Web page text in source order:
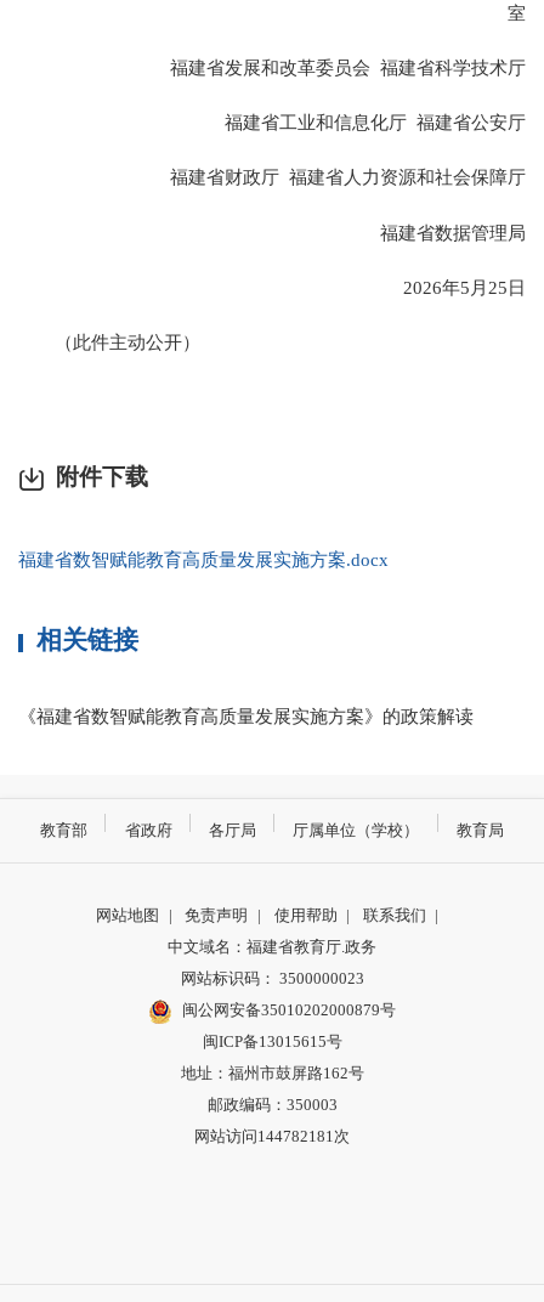
室
福建省发展和改革委员会 福建省科学技术厅
福建省工业和信息化厅 福建省公安厅
福建省财政厅 福建省人力资源和社会保障厅
福建省数据管理局
2026年5月25日
（此件主动公开）
附件下载
福建省数智赋能教育高质量发展实施方案.docx
相关链接
《福建省数智赋能教育高质量发展实施方案》的政策解读
教育部 省政府 各厅局 厅属单位（学校） 教育局
网站地图 | 免责声明 | 使用帮助 | 联系我们 |
中文域名：福建省教育厅.政务
网站标识码： 3500000023
闽公网安备35010202000879号
闽ICP备13015615号
地址：福州市鼓屏路162号
邮政编码：350003
网站访问144782181次